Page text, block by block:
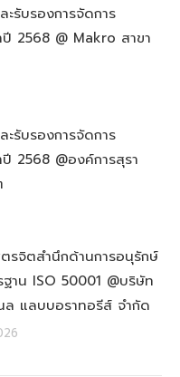
รับรองการจัดการ
2568 @ Makro สาขา
รับรองการจัดการ
2568 @องค์การสุรา
รจิตสำนึกด้านการอนุรักษ์
าน ISO 50001 @บริษัท
ล แลบบอราทอรีส์ จำกัด